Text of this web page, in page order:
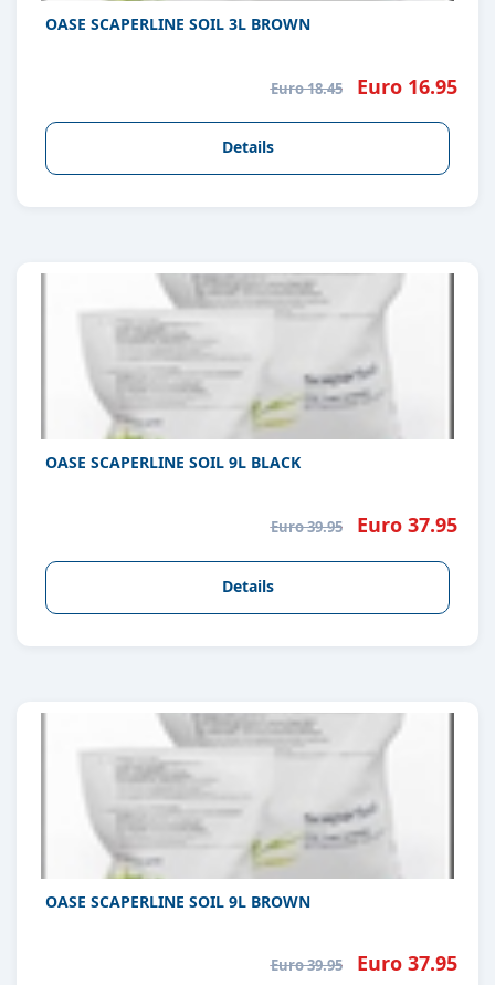
OASE SCAPERLINE SOIL 3L BROWN
Euro 18.45 Euro 16.95
Details
OASE SCAPERLINE SOIL 9L BLACK
Euro 39.95 Euro 37.95
Details
OASE SCAPERLINE SOIL 9L BROWN
Euro 39.95 Euro 37.95